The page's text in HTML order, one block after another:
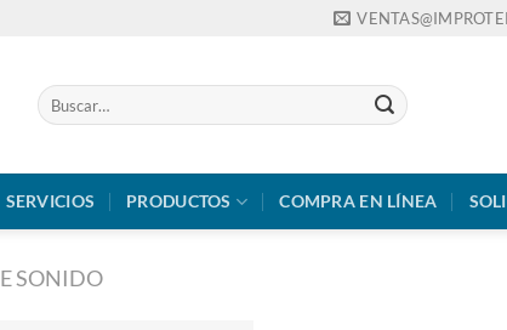
Buscar
por:
SERVICIOS PRODUCTOS COMPRA EN LÍNEA
SONIDO